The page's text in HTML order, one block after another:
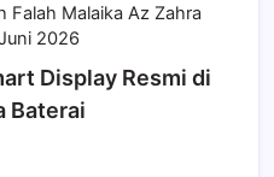
Falah Malaika Az Zahra
2026
Display Resmi di
Baterai